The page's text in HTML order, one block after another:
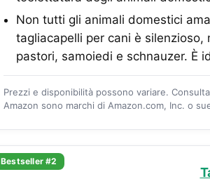
Non tutti gli animali domestici
tagliacapelli per cani è
pastori, samoiedi e schnauzer. È
Prezzi e disponibilità possono variare.
Amazon sono marchi di Amazon.com, Inc. o
Bestseller #2